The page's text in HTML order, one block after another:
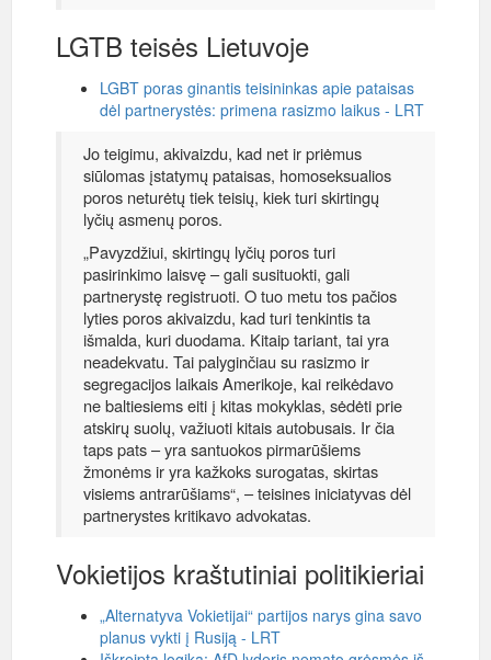
LGTB teisės Lietuvoje
LGBT poras ginantis teisininkas apie pataisas
dėl partnerystės: primena rasizmo laikus - LRT
Jo teigimu, akivaizdu, kad net ir priėmus
siūlomas įstatymų pataisas, homoseksualios
poros neturėtų tiek teisių, kiek turi skirtingų
lyčių asmenų poros.
„Pavyzdžiui, skirtingų lyčių poros turi
pasirinkimo laisvę – gali susituokti, gali
partnerystę registruoti. O tuo metu tos pačios
lyties poros akivaizdu, kad turi tenkintis ta
išmalda, kuri duodama. Kitaip tariant, tai yra
neadekvatu. Tai palyginčiau su rasizmo ir
segregacijos laikais Amerikoje, kai reikėdavo
ne baltiesiems eiti į kitas mokyklas, sėdėti prie
atskirų suolų, važiuoti kitais autobusais. Ir čia
taps pats – yra santuokos pirmarūšiems
žmonėms ir yra kažkoks surogatas, skirtas
visiems antrarūšiams“, – teisines iniciatyvas dėl
partnerystes kritikavo advokatas.
Vokietijos kraštutiniai politikieriai
„Alternatyva Vokietijai“ partijos narys gina savo
planus vykti į Rusiją - LRT